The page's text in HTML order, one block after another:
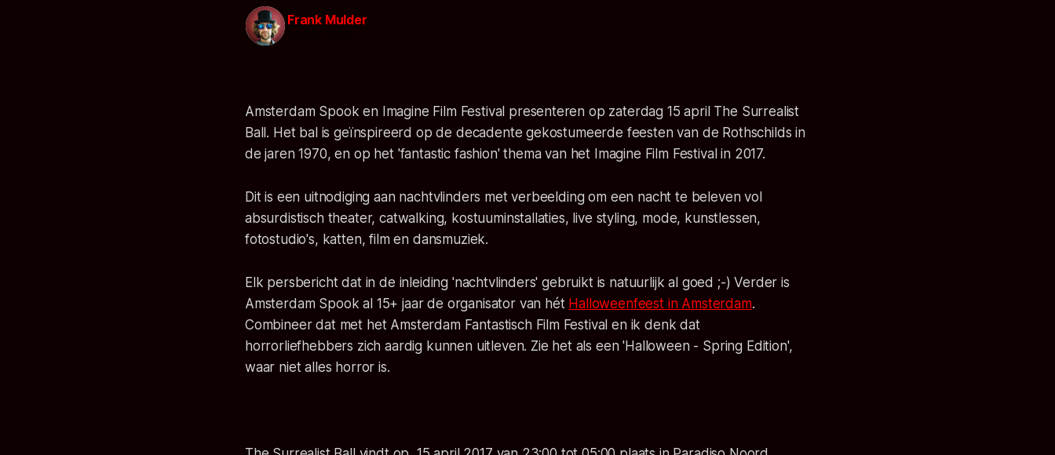
Frank Mulder
Amsterdam Spook en Imagine Film Festival presenteren op zaterdag 15 april The Surrealist
Ball. Het bal is geïnspireerd op de decadente gekostumeerde feesten van de Rothschilds in
de jaren 1970, en op het 'fantastic fashion' thema van het Imagine Film Festival in 2017.
Dit is een uitnodiging aan nachtvlinders met verbeelding om een nacht te beleven vol
absurdistisch theater, catwalking, kostuuminstallaties, live styling, mode, kunstlessen,
fotostudio's, katten, film en dansmuziek.
Elk persbericht dat in de inleiding 'nachtvlinders' gebruikt is natuurlijk al goed ;-) Verder is
Amsterdam Spook al 15+ jaar de organisator van hét Halloweenfeest in Amsterdam.
Combineer dat met het Amsterdam Fantastisch Film Festival en ik denk dat
horrorliefhebbers zich aardig kunnen uitleven. Zie het als een 'Halloween - Spring Edition',
waar niet alles horror is.